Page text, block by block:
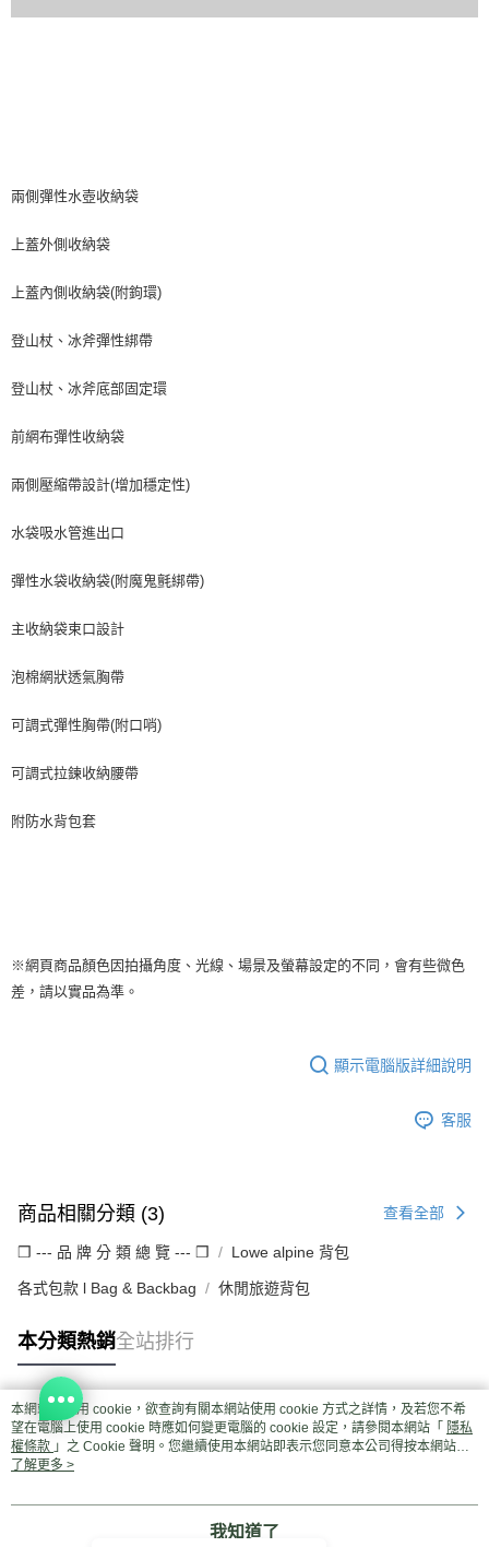
兩側彈性水壺收納袋
上蓋外側收納袋
上蓋內側收納袋(附鉤環)
登山杖、冰斧彈性綁帶
登山杖、冰斧底部固定環
前網布彈性收納袋
兩側壓縮帶設計(增加穩定性)
水袋吸水管進出口
彈性水袋收納袋(附魔鬼氈綁帶)
主收納袋束口設計
泡棉網狀透氣胸帶
可調式彈性胸帶(附口哨)
可調式拉鍊收納腰帶
附防水背包套
※網頁商品顏色因拍攝角度、光線、場景及螢幕設定的不同，會有些微色
差，請以實品為準。
顯示電腦版詳細說明
客服
商品相關分類 (3) 查看全部
❒ --- 品 牌 分 類 總 覽 --- ❒ Lowe alpine 背包
各式包款 l Bag & Backbag 休閒旅遊背包
本分類熱銷全站排行
熱門標籤
本網站中使用 cookie，欲查詢有關本網站使用 cookie 方式之詳情，及若您不希
望在電腦上使用 cookie 時應如何變更電腦的 cookie 設定，請參閱本網站「 隱私
權條款 」之 Cookie 聲明。您繼續使用本網站即表示您同意本公司得按本網站使
用條款之 Cookie 聲明使用 cookie。
了解更多 >
我知道了